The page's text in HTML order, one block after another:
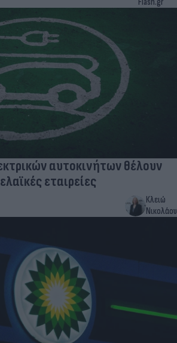
αυτοκινήτων θέλουν
εταιρείες
Κλειώ
Νικολάου